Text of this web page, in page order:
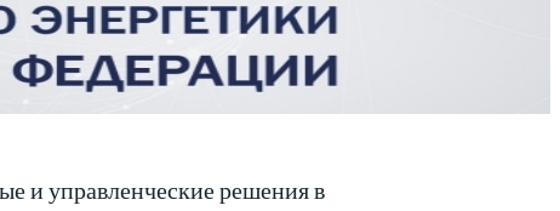
и управленческие решения в